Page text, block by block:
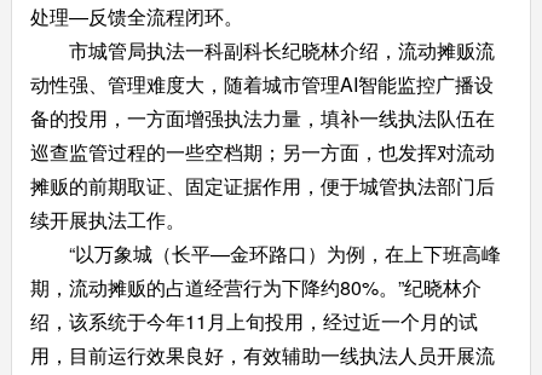
处理—反馈全流程闭环。
市城管局执法一科副科长纪晓林介绍，流动摊贩流
动性强、管理难度大，随着城市管理AI智能监控广播设
备的投用，一方面增强执法力量，填补一线执法队伍在
巡查监管过程的一些空档期；另一方面，也发挥对流动
摊贩的前期取证、固定证据作用，便于城管执法部门后
续开展执法工作。
“以万象城（长平—金环路口）为例，在上下班高峰
期，流动摊贩的占道经营行为下降约80%。”纪晓林介
绍，该系统于今年11月上旬投用，经过近一个月的试
用，目前运行效果良好，有效辅助一线执法人员开展流